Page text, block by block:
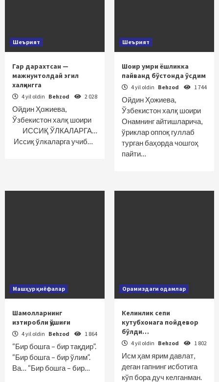
Шеърият
Гар дарахтсан —
мажнунтолдай эгил
халқингга
4 yil oldin Behzod 2 028
Ойдин Ҳожиева,
Ўзбекистон халқ шоири
ИССИҚ ЎЛКАЛАРГА…
Иссиқ ўлкаларга учиб…
Шеърият
Шоир умри ёшликка
пайванд бўстонда ўсдим
4 yil oldin Behzod 1 744
Ойдин Ҳожиева,
Ўзбекистон халқ шоири
Онамнинг айтишларича,
ўриклар оппоқ гуллаб
турган баҳорда чошгоҳ
пайти…
Машҳур қиёфалар
Шамолларнинг
изтиробли қўшиғи
4 yil oldin Behzod 1 864
“Бир бошга – бир тақдир”.
“Бир бошга – бир ўлим”.
Ва… “Бир бошга – бир…
Орамиздаги одамлар
Келинлик сепи
кутубхонага пойдевор
бўлди…
4 yil oldin Behzod 1 802
Исм ҳам ярим давлат,
деган гапнинг исботига
кўп бора дуч келганман.